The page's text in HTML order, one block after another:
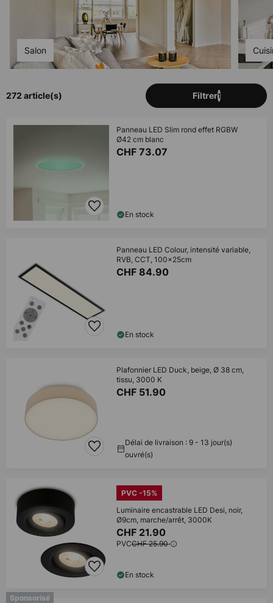
Salon
272 article(s) Filtrer1
Panneau LED Slim rond effet RGBW
Ø42 cm blanc
CHF 73.07
En stock
Panneau LED Colour, intensité variable,
RVB, CCT, 100x25cm
CHF 84.90
En stock
Plafonnier LED Duck, beige, Ø 38 cm,
tissu, 3000 K
CHF 51.90
Délai de livraison : 9 - 13 jour(s)
ouvré(s)
PVC -15%
Luminaire encastrable LED Desi, noir,
Ø9cm, marche/arrêt, 3000K
CHF 21.90
PVCCHF 25.90
En stock
Sponsorisé